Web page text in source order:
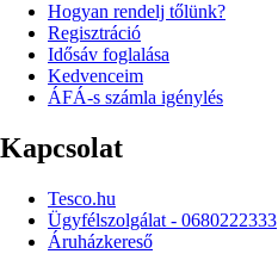
Hogyan rendelj tőlünk?
Regisztráció
Idősáv foglalása
Kedvenceim
ÁFÁ-s számla igénylés
Kapcsolat
Tesco.hu
Ügyfélszolgálat - 0680222333
Áruházkereső